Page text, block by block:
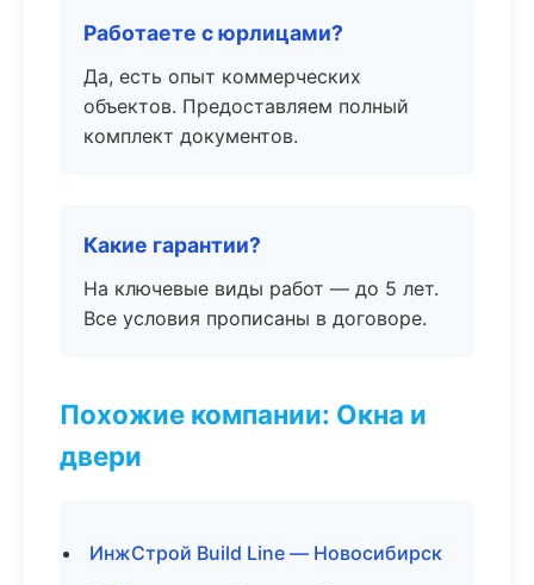
Работаете с юрлицами?
Да, есть опыт коммерческих
объектов. Предоставляем полный
комплект документов.
Какие гарантии?
На ключевые виды работ — до 5 лет.
Все условия прописаны в договоре.
Похожие компании: Окна и
двери
ИнжСтрой Build Line — Новосибирск